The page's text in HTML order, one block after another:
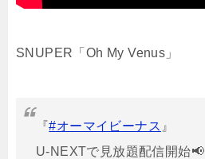
SNUPER「Oh My Venus」
『#オーマイビーナス 』
U-NEXTで見放題配信開始📢